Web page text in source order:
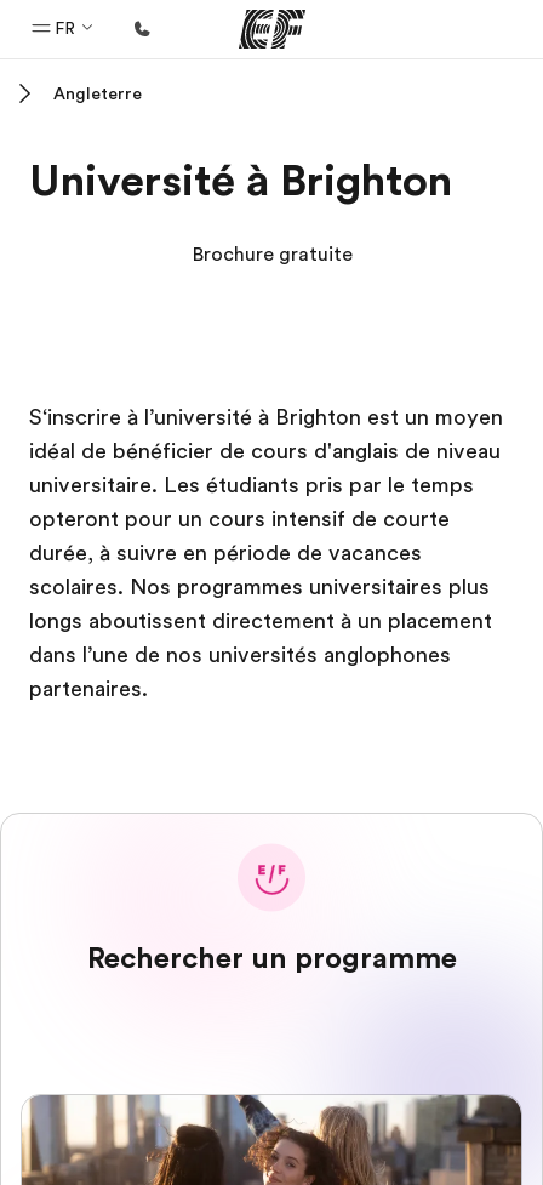
FR
Programmes
Qui sommes-nous ?
EF recrute
Angleterre
Université à Brighton
Brochure gratuite
S‘inscrire à l’université à Brighton est un moyen
idéal de bénéficier de cours d'anglais de niveau
universitaire. Les étudiants pris par le temps
opteront pour un cours intensif de courte
durée, à suivre en période de vacances
scolaires. Nos programmes universitaires plus
longs aboutissent directement à un placement
dans l’une de nos universités anglophones
partenaires.
Rechercher un programme